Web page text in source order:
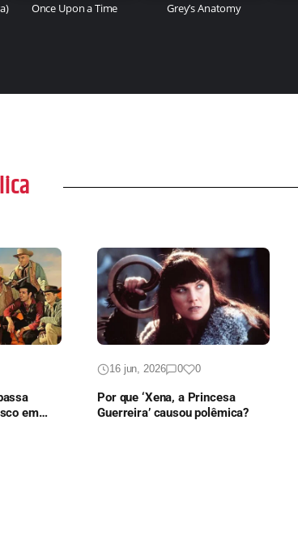
Once Upon a Time Grey’s Anatomy
em
16 jun, 2026 0 0
Por que ‘Xena, a Princesa
Guerreira’ causou polêmica?